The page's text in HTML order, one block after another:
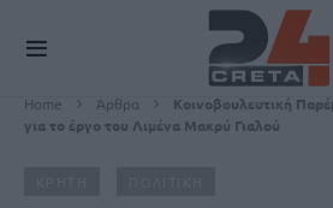
Home Άρθρα
Κοινοβουλευτική
για το έργο του Λιμένα Μακρύ Γιαλού